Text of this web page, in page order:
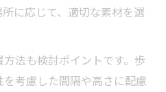
に応じて、適切な素材を選
法も検討ポイントです。歩
考慮した間隔や高さに配慮